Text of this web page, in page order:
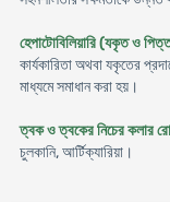
হেপাটোবিলিয়ারি (যকৃত ও
কার্যকারিতা অথবা যকৃতের
মাধ্যমে সমাধান করা হয়।
ত্বক ও ত্বকের নিচের কলার
চুলকানি, আর্টিক্যারিয়া।